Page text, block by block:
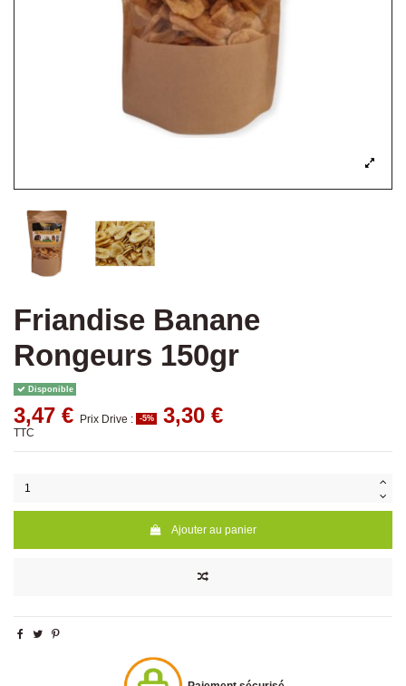
Friandise Banane
Rongeurs 150gr
Disponible
3,47 € Prix Drive : -5% 3,30 €
TTC
Ajouter au panier